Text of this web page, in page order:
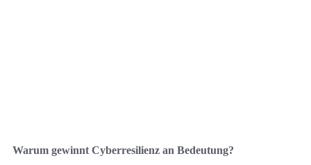
Warum gewinnt Cyberresilienz an Bedeutung?